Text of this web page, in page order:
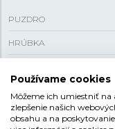
PUZDRO
HRÚBKA
MATERIÁL REMIENKA
Používame cookies
Môžeme ich umiestniť
zlepšenie našich
obsahu a na